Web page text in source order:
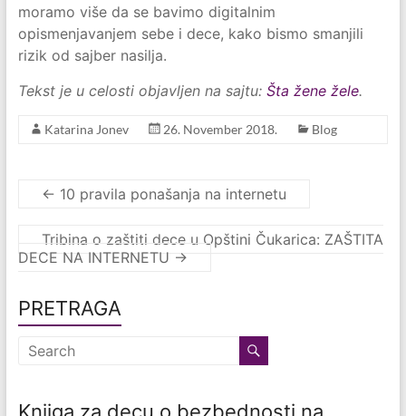
moramo više da se bavimo digitalnim
opismenjavanjem sebe i dece, kako bismo smanjili
rizik od sajber nasilja.
Tekst je u celosti objavljen na sajtu: Šta žene žele.
Katarina Jonev 26. November 2018. Blog
← 10 pravila ponašanja na internetu
Tribina o zaštiti dece u Opštini Čukarica: ZAŠTITA
DECE NA INTERNETU →
PRETRAGA